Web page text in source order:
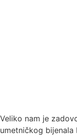
Veliko nam je
umetničkog bijenala